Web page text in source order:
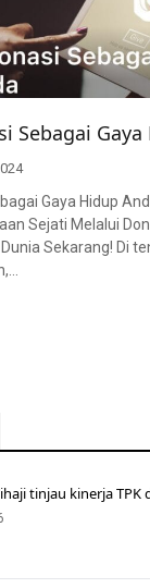
Sebagai
Gaya Hidup
Sejati Melalui
Sekarang! Di
tinjau kinerja TPK